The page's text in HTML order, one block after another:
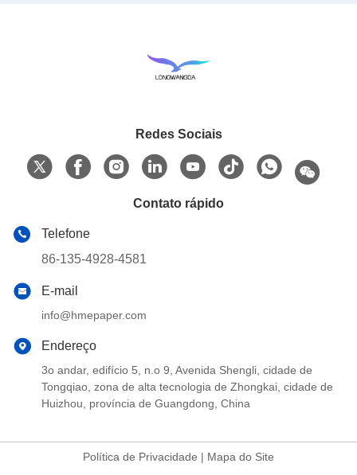
Redes Sociais
Contato rápido
Telefone
86-135-4928-4581
E-mail
info@hmepaper.com
Endereço
3o andar, edifício 5, n.o 9, Avenida Shengli, cidade de
Tongqiao, zona de alta tecnologia de Zhongkai, cidade de
Huizhou, província de Guangdong, China
Política de Privacidade | Mapa do Site